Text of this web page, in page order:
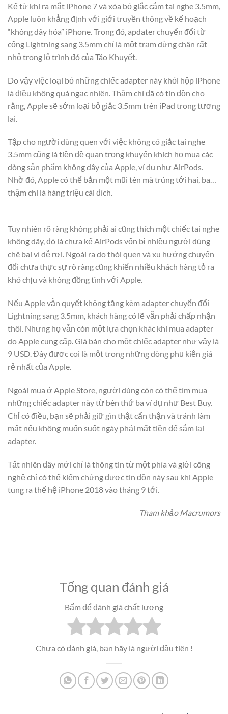
Kể từ khi ra mắt iPhone 7 và xóa bỏ giắc cắm tai nghe 3.5mm,
Apple luôn khẳng định với giới truyền thông về kế hoạch
“không dây hóa” iPhone. Trong đó, apdater chuyển đổi từ
cổng Lightning sang 3.5mm chỉ là một trạm dừng chân rất
nhỏ trong lộ trình đó của Táo Khuyết.
Do vậy việc loại bỏ những chiếc adapter này khỏi hộp iPhone
là điều không quá ngạc nhiên. Thậm chí đã có tin đồn cho
rằng, Apple sẽ sớm loại bỏ giắc 3.5mm trên iPad trong tương
lai.
Tập cho người dùng quen với việc không có giắc tai nghe
3.5mm cũng là tiền đề quan trọng khuyến khích họ mua các
dòng sản phẩm không dây của Apple, ví dụ như AirPods.
Nhờ đó, Apple có thể bắn một mũi tên mà trúng tới hai, ba…
thậm chí là hàng triệu cái đích.
Tuy nhiên rõ ràng không phải ai cũng thích một chiếc tai nghe
không dây, đó là chưa kể AirPods vốn bị nhiều người dùng
chê bai vì dễ rơi. Ngoài ra do thói quen và xu hướng chuyển
đổi chưa thực sự rõ ràng cũng khiến nhiều khách hàng tỏ ra
khó chịu và không đồng tình với Apple.
Nếu Apple vẫn quyết không tặng kèm adapter chuyển đổi
Lightning sang 3.5mm, khách hàng có lẽ vẫn phải chấp nhận
thôi. Nhưng họ vẫn còn một lựa chọn khác khi mua adapter
do Apple cung cấp. Giá bán cho một chiếc adapter như vậy là
9 USD. Đây được coi là một trong những dòng phụ kiện giá
rẻ nhất của Apple.
Ngoài mua ở Apple Store, người dùng còn có thể tìm mua
những chiếc adapter này từ bên thứ ba ví dụ như Best Buy.
Chỉ có điều, bạn sẽ phải giữ gìn thật cẩn thận và tránh làm
mất nếu không muốn suốt ngày phải mất tiền để sắm lại
adapter.
Tất nhiên đây mới chỉ là thông tin từ một phía và giới công
nghệ chỉ có thể kiểm chứng được tin đồn này sau khi Apple
tung ra thế hệ iPhone 2018 vào tháng 9 tới.
Tham khảo Macrumors
Tổng quan đánh giá
Bấm để đánh giá chất lượng
Chưa có đánh giá, bạn hãy là người đầu tiên !